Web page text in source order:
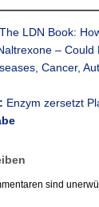
The LDN Book:
–
Cancer,
Enzym zersetzt
sind